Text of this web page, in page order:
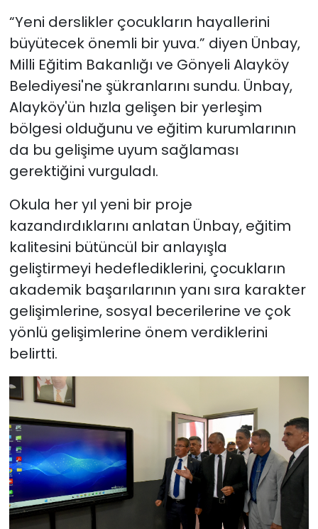
“Yeni derslikler çocukların hayallerini
büyütecek önemli bir yuva.” diyen Ünbay,
Milli Eğitim Bakanlığı ve Gönyeli Alayköy
Belediyesi'ne şükranlarını sundu. Ünbay,
Alayköy'ün hızla gelişen bir yerleşim
bölgesi olduğunu ve eğitim kurumlarının
da bu gelişime uyum sağlaması
gerektiğini vurguladı.
Okula her yıl yeni bir proje
kazandırdıklarını anlatan Ünbay, eğitim
kalitesini bütüncül bir anlayışla
geliştirmeyi hedeflediklerini, çocukların
akademik başarılarının yanı sıra karakter
gelişimlerine, sosyal becerilerine ve çok
yönlü gelişimlerine önem verdiklerini
belirtti.